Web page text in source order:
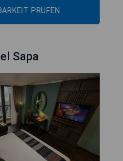
PRÜFEN
Sapa